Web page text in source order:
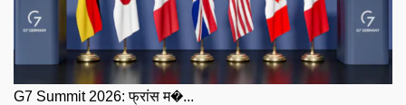
G7 Summit 2026: फ्रांस म�...